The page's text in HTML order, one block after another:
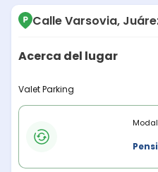
Calle Varsovia,
Acerca del lugar
Descripción del lugar
Valet Parking
Modalidades de